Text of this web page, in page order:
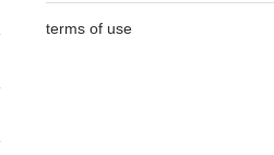
terms of use